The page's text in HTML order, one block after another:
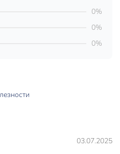
искусственный
см, песочный, Y6-10401» и
магазине в Серпухове по
самовывозом.
03.07.2025
0%
0%
0%